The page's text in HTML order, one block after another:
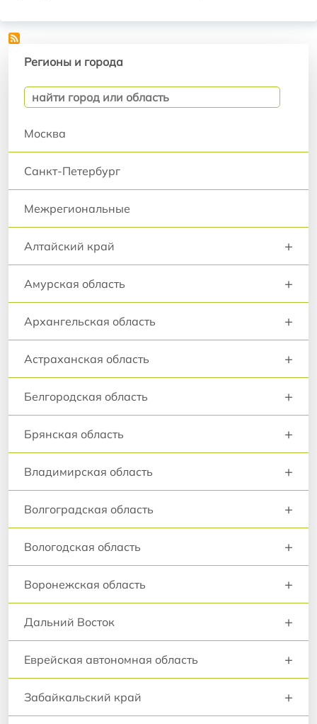
Регионы и города
Москва
Санкт-Петербург
Межрегиональные
Алтайский край +
Амурская область +
Архангельская область +
Астраханская область +
Белгородская область +
Брянская область +
Владимирская область +
Волгоградская область +
Вологодская область +
Воронежская область +
Дальний Восток +
Еврейская автономная область +
Забайкальский край +